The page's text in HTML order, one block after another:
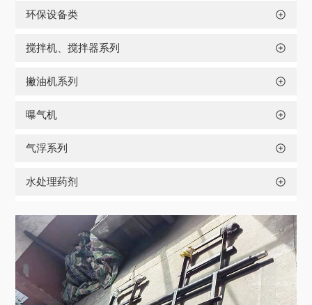
环保设备类
搅拌机、搅拌器系列
撇油机系列
曝气机
气浮系列
水处理药剂